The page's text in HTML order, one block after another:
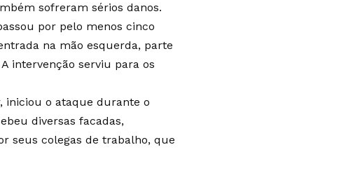
sofreram sérios danos.
por pelo menos cinco
na mão esquerda, parte
intervenção serviu para os
iniciou o ataque durante o
diversas facadas,
seus colegas de trabalho, que